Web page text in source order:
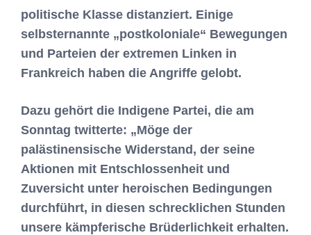
politische Klasse distanziert. Einige
selbsternannte „postkoloniale“ Bewegungen
und Parteien der extremen Linken in
Frankreich haben die Angriffe gelobt.
Dazu gehört die Indigene Partei, die am
Sonntag twitterte: „Möge der
palästinensische Widerstand, der seine
Aktionen mit Entschlossenheit und
Zuversicht unter heroischen Bedingungen
durchführt, in diesen schrecklichen Stunden
unsere kämpferische Brüderlichkeit erhalten.